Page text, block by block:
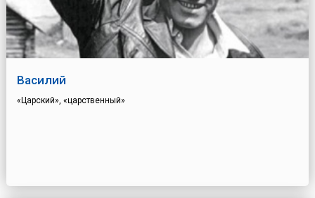
Василий
«Царский», «царственный»